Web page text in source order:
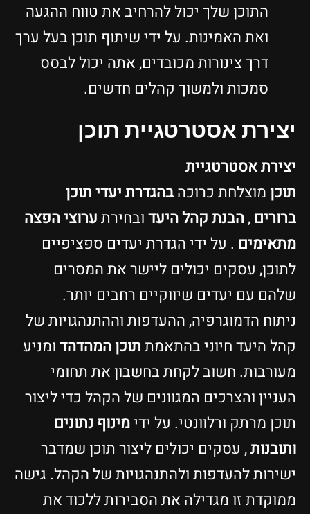
התוכן שלך יכול להרחיב את טווח ההגעה
ואת האמינות. על ידי שיתוף תוכן בעל ערך
דרך צינורות מכובדים, אתה יכול לבסס
סמכות ולמשוך קהלים חדשים.
יצירת אסטרטגיית תוכן
יצירת אסטרטגיית
תוכן מוצלחת כרוכהבהגדרת יעדי תוכן
ברורים ,הבנת קהל היעדובחירתערוצי הפצה
מתאימים . על ידי הגדרת יעדים ספציפיים
לתוכן, עסקים יכולים ליישר את המסרים
שלהם עם יעדים שיווקיים רחבים יותר.
ניתוח הדמוגרפיה, ההעדפות וההתנהגויות של
קהל היעד חיוני בהתאמתתוכן המהדהדומניע
מעורבות. חשוב לקחת בחשבון את תחומי
העניין והצרכים המגוונים של הקהל כדי ליצור
תוכן מרתק ורלוונטי. על ידימינוף נתונים
ותובנות, עסקים יכולים ליצור תוכן שמדבר
ישירות להעדפות ולהתנהגויות של הקהל. גישה
ממוקדת זו מגדילה את הסבירות ללכוד את